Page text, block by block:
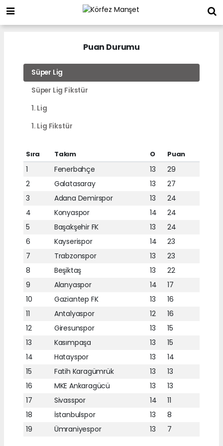
Puan Durumu
Süper Lig
Süper Lig Fikstür
1. Lig
1. Lig Fikstür
Sıra Takım O Puan
1 Fenerbahçe 13
29
2
Galatasaray 13
27
3
Adana Demirspor 13
24
4
Konyaspor 14
24
5
Başakşehir FK 13
24
6
Kayserispor 14
23
7
Trabzonspor 13
23
8
Beşiktaş 13
22
9
Alanyaspor 14
17
10
Gaziantep FK 13
16
11
Antalyaspor 12
16
12
Giresunspor 13
15
13
Kasımpaşa 13
15
14
Hatayspor 13
14
15
Fatih Karagümrük 13
13
16
MKE Ankaragücü 13
13
17
Sivasspor 14
11
18
İstanbulspor 13
8
19
Ümraniyespor 13 7